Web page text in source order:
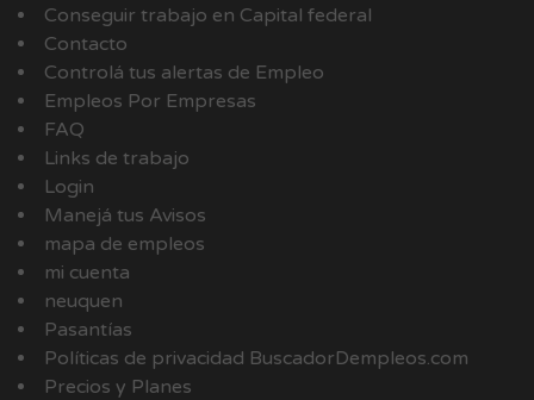
Conseguir trabajo en Capital federal
Contacto
Controlá tus alertas de Empleo
Empleos Por Empresas
FAQ
Links de trabajo
Login
Manejá tus Avisos
mapa de empleos
mi cuenta
neuquen
Pasantías
Políticas de privacidad BuscadorDempleos.com
Precios y Planes